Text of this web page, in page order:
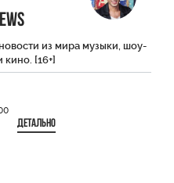
из мира музыки, шоу-
[16+]
Детально